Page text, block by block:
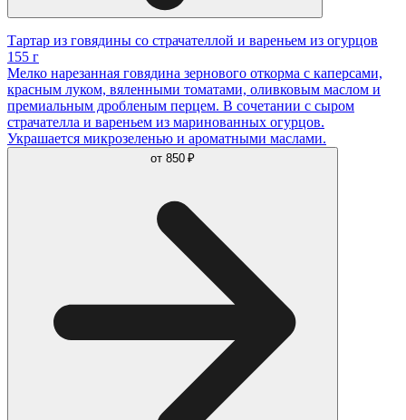
Тартар из говядины со страчателлой и вареньем из огурцов
155 г
Мелко нарезанная говядина зернового откорма с каперсами,
красным луком, вяленными томатами, оливковым маслом и
премиальным дробленым перцем. В сочетании с сыром
страчателла и вареньем из маринованных огурцов.
Украшается микрозеленью и ароматными маслами.
от 850 ₽